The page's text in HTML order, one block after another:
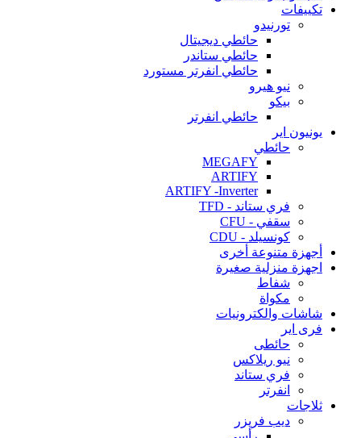
تكييفات
تورنيدو
حائطي ديجيتال
حائطي ستاندر
حائطي انفرتر مستورد
نيو هيرو
بيكو
حائطي انفرتر
يونيون اير
حائطي
MEGAFY
ARTIFY
ARTIFY -Inverter
فري ستاند - TFD
سقفي - CFU
كونسيلد - CDU
أجهزة متنوعة أخرى
اجهزة منزلية صغيرة
شفاط
مكواة
شاشات والكترونيات
فرى اير
حائطى
نيو ريلاكس
فري ستاند
انفرتر
ثلاجات
ديب فريزر